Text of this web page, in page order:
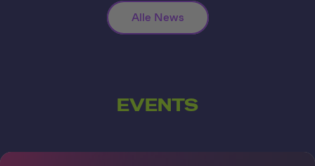
Alle News
EVENTS